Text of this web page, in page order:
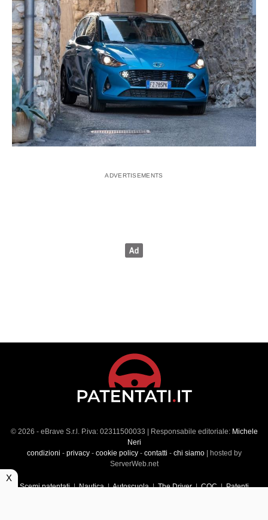
© 2026 - eBrave S.r.l. P.iva: 02311500033 | Responsabile editoriale: Michele
Neri
condizioni - privacy- cookie policy- contatti - chi siamo| hosted by
ServerWeb.net
Scemi patentati|Nautica|Autoscuola|The Driver|CQC|Patenti
X